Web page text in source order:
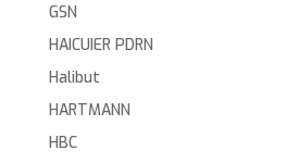
GSN
HAICUIER PDRN
Halibut
HARTMANN
HBC